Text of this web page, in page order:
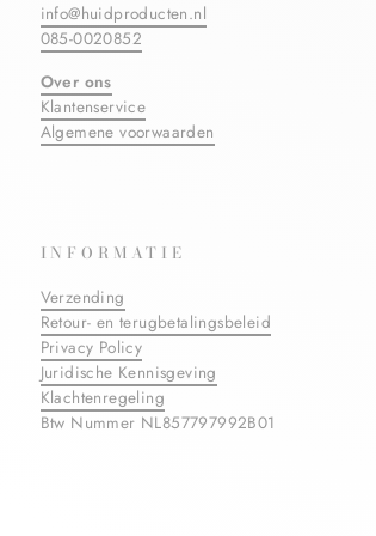
info@huidproducten.nl
085-0020852
Over ons
Klantenservice
Algemene voorwaarden
INFORMATIE
Verzending
Retour- en terugbetalingsbeleid
Privacy Policy
Juridische Kennisgeving
Klachtenregeling
Btw Nummer NL857797992B01